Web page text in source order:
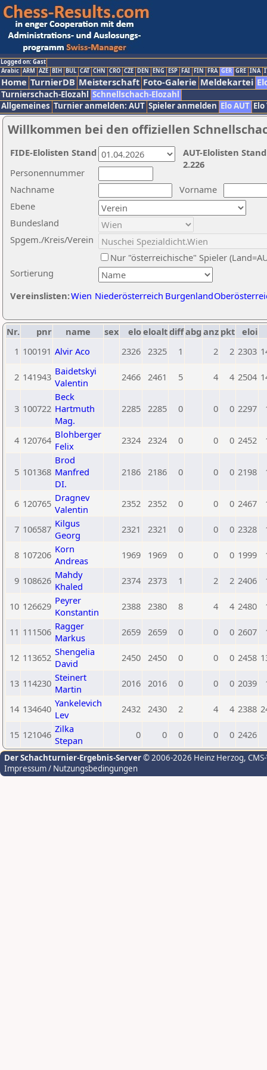
Logged on: Gast
Arabic ARM AZE BIH BUL CAT CHN CRO CZE DEN ENG ESP FAI FIN FRA GER GRE INA
Home TurnierDB Meisterschaft Foto-Galerie Meldekartei
Turnierschach-Elozahl Schnellschach-Elozahl
Allgemeines Turnier anmelden: AUT Spieler anmelden Elo AUT
Willkommen bei den offiziellen
Nachname
Vorname
Ebene
Sortierung
Personennummer
Bundesland
Spgem./Kreis/Verein
Nur "österreichische" Spieler
Vereinslisten:Wien Niederösterreich Burgenland
AUT-Elolisten
2.226
FIDE-Elolisten Stand
Nr. pnr name sex eloeloaltdiffabg anz pkt eloi
1 100191 Alvir Aco 2326 2325 1 2 2 2303
2 141943 Baidetskyi
Valentin
2466 2461 5 4 4 2504
3 100722
Beck
Hartmuth
Mag.
2285 2285 0 0 0 2297
4 120764 Blohberger
Felix
2324 2324 0 0 0 2452
5 101368
Brod
Manfred
DI.
2186 2186 0 0 0 2198
6 120765 Dragnev
Valentin
2352 2352 0 0 0 2467
7 106587 Kilgus
Georg
2321 2321 0 0 0 2328
8 107206 Korn
Andreas
1969 1969 0 0 0 1999
9 108626 Mahdy
Khaled
2374 2373 1 2 2 2406
10 126629 Peyrer
Konstantin
2388 2380 8 4 4 2480
11 111506 Ragger
Markus
2659 2659 0 0 0 2607
12 113652 Shengelia
David
2450 2450 0 0 0 2458
13 114230 Steinert
Martin
2016 2016 0 0 0 2039
14 134640 Yankelevich
Lev
2432 2430 2 4 4 2388
15 121046 Zilka
Stepan
0 0 0 0 0 2426
Der Schachturnier-Ergebnis-Server© 2006-2026 Heinz Herzog,
Impressum / Nutzungsbedingungen